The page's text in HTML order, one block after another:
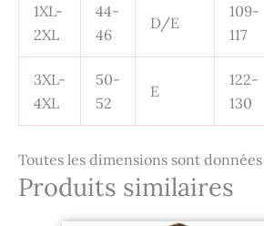
1XL-
2XL
44-
46
D/E
109-
117
3XL-
4XL
50-
52
E
122-
130
Toutes les dimensions sont
Produits similaires